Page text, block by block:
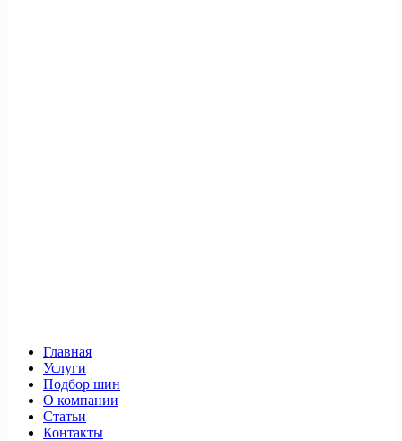
Главная
Услуги
Подбор шин
О компании
Статьи
Контакты